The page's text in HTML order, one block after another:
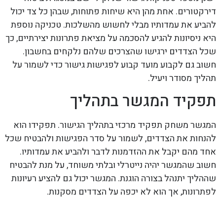
דירקטורים. אחת מהן היא שיחות פתוחות, שבהן כל צד יכול
להביע את עמדותיו מבלי לחשוש מהשלכות. טכניקה נוספת
היא ניסיונות להגיע להסכמה על מציאת פתרונות יצירתיים, כך
שכל הצדדים ירגישו שהצרכים שלהם נלקחים בחשבון.
חשוב גם לקבוע מועד קבוע לפגישות גישור כדי לשמור על
תהליך מסודר ויעיל.
תפקיד המגשר בתהליך
המגשר משחק תפקיד מרכזי בתהליך הגישור. תפקידו הוא
להנחות את הצדדים, לשמור על סדר הפגישות ולהבטיח שכל
אחד מהם יקבל את ההזדמנות לדבר ולהביע את עמדותיו.
חשוב שהמגשר יהיה נייטרלי ובלתי משוחד, על מנת להבטיח
שההליך יתנהל בצורה הוגנת. המגשר יכול גם להציע רעיונות
לפתרונות, אך הוא לא יכפה על הצדדים מסקנות.